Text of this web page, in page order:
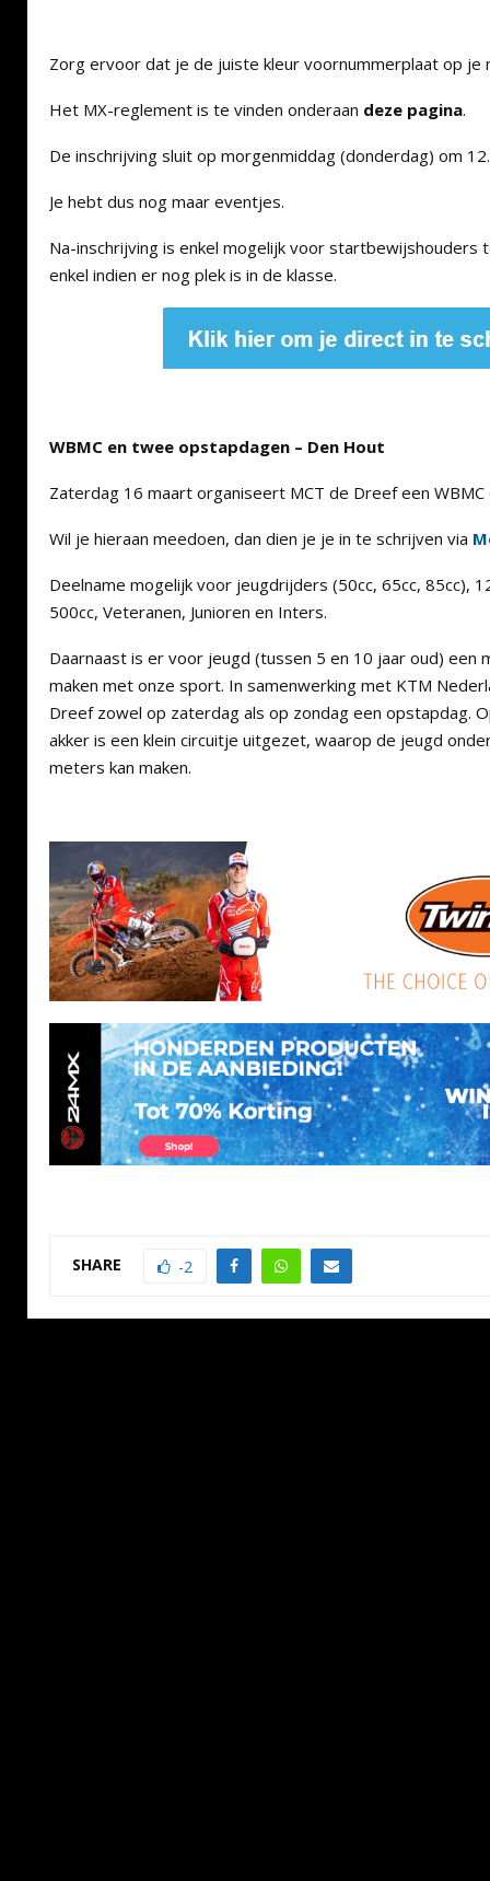
Zorg ervoor dat je de juiste kleur voornummerplaat op je
Het MX-reglement is te vinden onderaan deze pagina.
De inschrijving sluit op morgenmiddag (donderdag) om
Je hebt dus nog maar eventjes.
Na-inschrijving is enkel mogelijk voor startbewijshouders
enkel indien er nog plek is in de klasse.
WBMC en twee opstapdagen – Den Hout
Zaterdag 16 maart organiseert MCT de Dreef een WBMC
Wil je hieraan meedoen, dan dien je je in te schrijven via
Deelname mogelijk voor jeugdrijders (50cc, 65cc, 85cc),
500cc, Veteranen, Junioren en Inters.
Daarnaast is er voor jeugd (tussen 5 en 10 jaar oud) een
maken met onze sport. In samenwerking met KTM
Dreef zowel op zaterdag als op zondag een opstapdag.
akker is een klein circuitje uitgezet, waarop de jeugd
meters kan maken.
SHARE -2